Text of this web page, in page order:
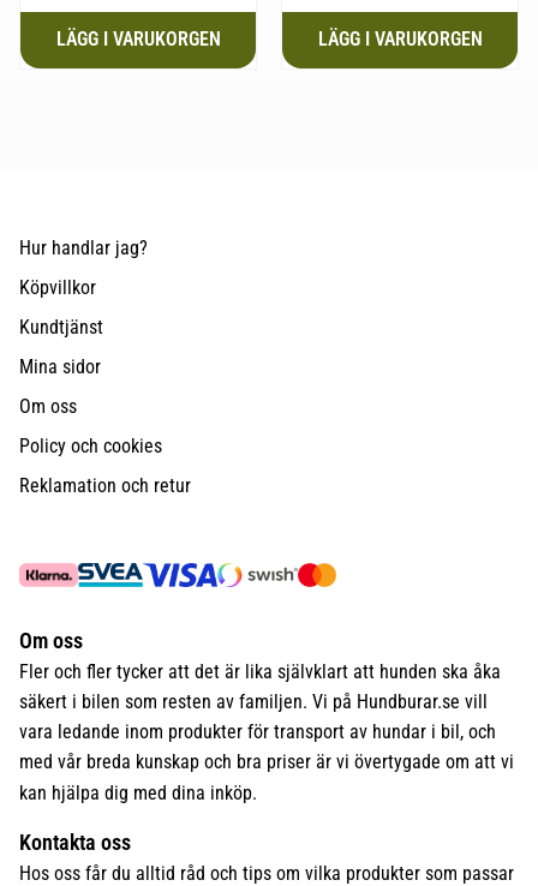
Hur handlar jag?
Köpvillkor
Kundtjänst
Mina sidor
Om oss
Policy och cookies
Reklamation och retur
Om oss
Fler och fler tycker att det är lika självklart att hunden ska åka
säkert i bilen som resten av familjen. Vi på Hundburar.se vill
vara ledande inom produkter för transport av hundar i bil, och
med vår breda kunskap och bra priser är vi övertygade om att vi
kan hjälpa dig med dina inköp.
Kontakta oss
Hos oss får du alltid råd och tips om vilka produkter som passar